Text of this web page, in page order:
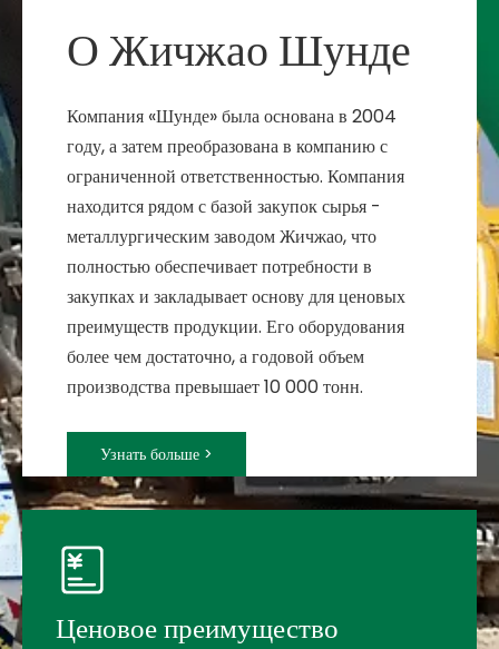
О Жичжао Шунде
Компания «Шунде» была основана в 2004
году, а затем преобразована в компанию с
ограниченной ответственностью. Компания
находится рядом с базой закупок сырья -
металлургическим заводом Жичжао, что
полностью обеспечивает потребности в
закупках и закладывает основу для ценовых
преимуществ продукции. Его оборудования
более чем достаточно, а годовой объем
производства превышает 10 000 тонн.
Узнать больше >
Ценовое преимущество